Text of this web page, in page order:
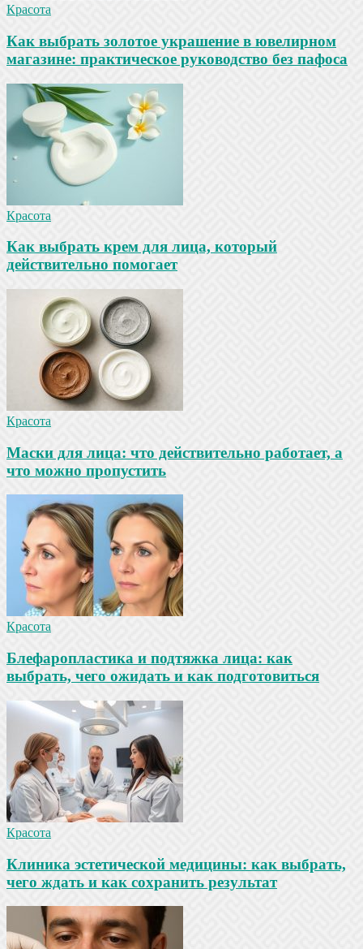
Красота
Как выбрать золотое украшение в ювелирном
магазине: практическое руководство без пафоса
Красота
Как выбрать крем для лица, который
действительно помогает
Красота
Маски для лица: что действительно работает, а
что можно пропустить
Красота
Блефаропластика и подтяжка лица: как
выбрать, чего ожидать и как подготовиться
Красота
Клиника эстетической медицины: как выбрать,
чего ждать и как сохранить результат